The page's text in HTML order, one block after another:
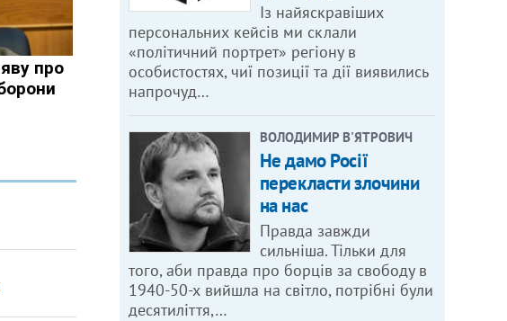
Із найяскравіших
персональних кейсів ми склали
«політичний портрет» регіону в
особистостях, чиї позиції та дії виявились
напрочуд…
ВОЛОДИМИР В'ЯТРОВИЧ
Не дамо Росії
перекласти злочини
на нас
Правда завжди
сильніша. Тільки для
того, аби правда про борців за свободу в
1940-50-х вийшла на світло, потрібні були
десятиліття,…